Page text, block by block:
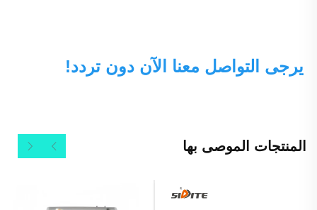
يرجى التواصل معنا الآن دون تردد!
المنتجات الموصى بها